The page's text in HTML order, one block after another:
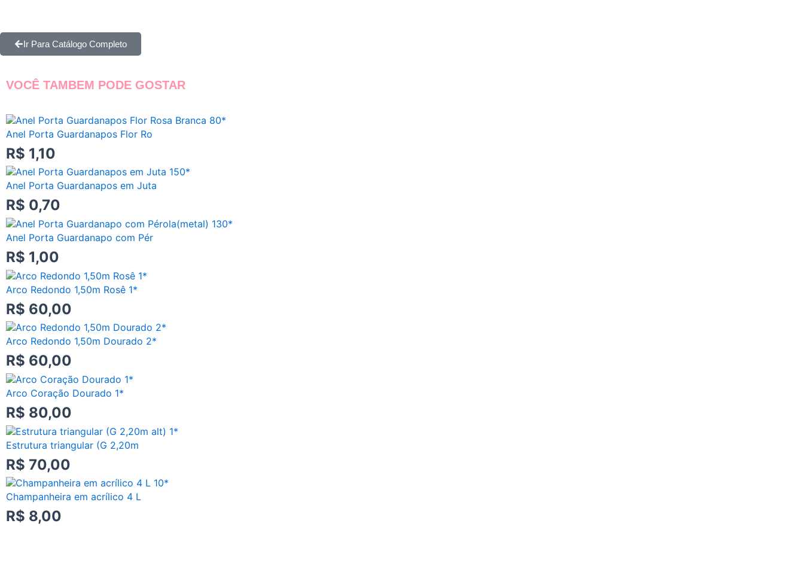
Ir Para Catálogo Completo
VOCÊ TAMBEM PODE GOSTAR
Anel Porta Guardanapos Flor Ro
R$ 1,10
Anel Porta Guardanapos em Juta
R$ 0,70
Anel Porta Guardanapo com Pér
R$ 1,00
Arco Redondo 1,50m Rosê 1*
R$ 60,00
Arco Redondo 1,50m Dourado 2*
R$ 60,00
Arco Coração Dourado 1*
R$ 80,00
Estrutura triangular (G 2,20m
R$ 70,00
Champanheira em acrílico 4 L
R$ 8,00